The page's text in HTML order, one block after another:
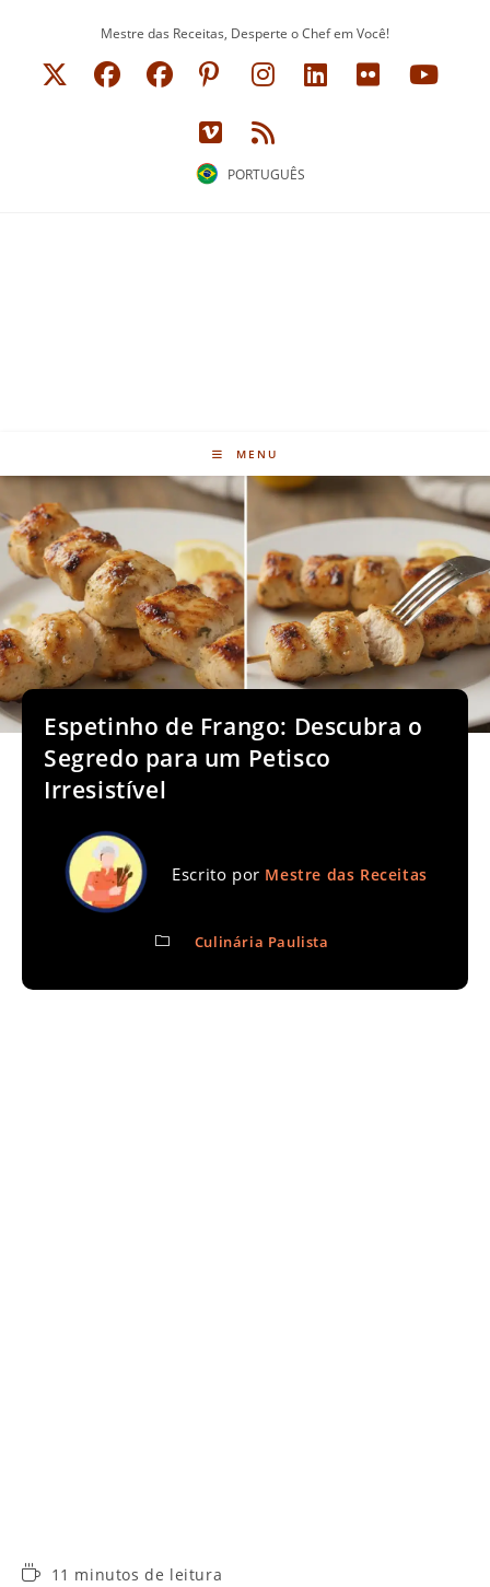
Mestre das Receitas, Desperte o Chef em Você!
PORTUGUÊS
MENU
Espetinho de Frango: Descubra o
Segredo para um Petisco
Irresistível
Escrito por Mestre das Receitas
Culinária Paulista
Tempo11 minutos de leitura